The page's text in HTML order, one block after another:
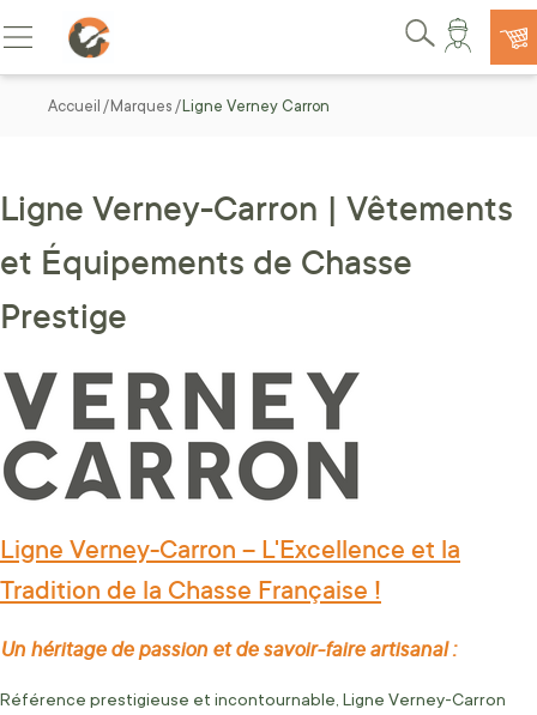
Basculer la navigation
Rechercher
Accueil Marques Ligne Verney Carron
Ligne Verney-Carron | Vêtements
et Équipements de Chasse
Prestige
Ligne Verney-Carron – L'Excellence et la
Tradition de la Chasse Française !
Un héritage de passion et de savoir-faire artisanal :
Référence prestigieuse et incontournable, Ligne Verney-Carron